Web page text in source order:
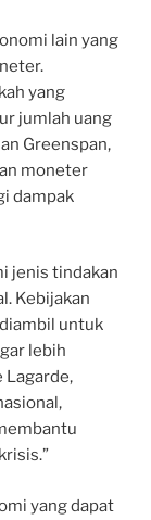
lain yang
yang
jumlah uang
Greenspan,
moneter
dampak
jenis tindakan
Kebijakan
untuk
lebih
yang dapat